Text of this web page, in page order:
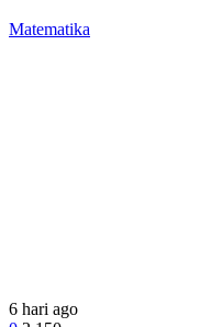
Matematika
6 hari ago